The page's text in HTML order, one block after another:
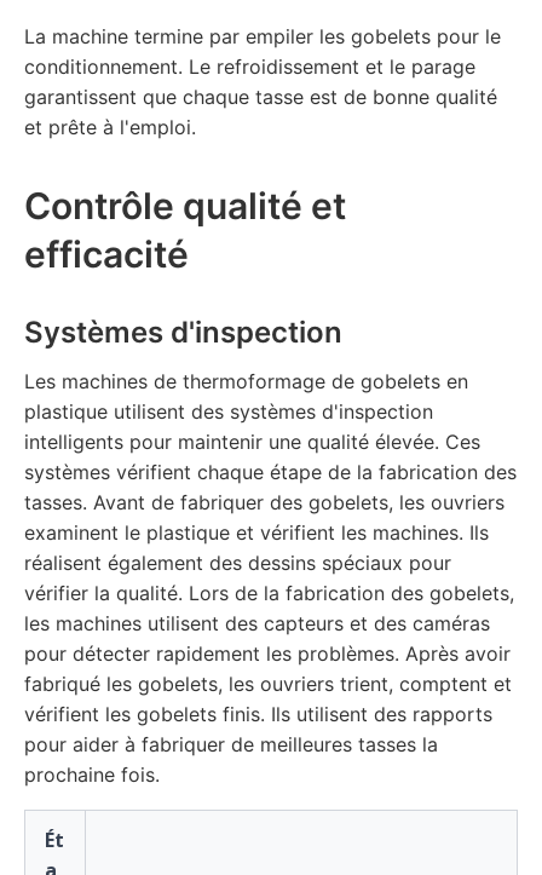
La machine termine par empiler les gobelets pour le
conditionnement. Le refroidissement et le parage
garantissent que chaque tasse est de bonne qualité
et prête à l'emploi.
Contrôle qualité et
efficacité
Systèmes d'inspection
Les machines de thermoformage de gobelets en
plastique utilisent des systèmes d'inspection
intelligents pour maintenir une qualité élevée. Ces
systèmes vérifient chaque étape de la fabrication des
tasses. Avant de fabriquer des gobelets, les ouvriers
examinent le plastique et vérifient les machines. Ils
réalisent également des dessins spéciaux pour
vérifier la qualité. Lors de la fabrication des gobelets,
les machines utilisent des capteurs et des caméras
pour détecter rapidement les problèmes. Après avoir
fabriqué les gobelets, les ouvriers trient, comptent et
vérifient les gobelets finis. Ils utilisent des rapports
pour aider à fabriquer de meilleures tasses la
prochaine fois.
Ét